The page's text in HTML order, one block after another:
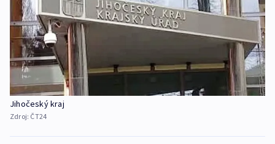
Jihočeský kraj
Zdroj: ČT24